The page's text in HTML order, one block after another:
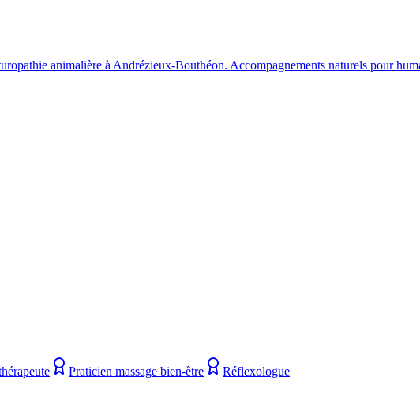
animalière à Andrézieux‑Bouthéon. Accompagnements naturels pour
Praticien massage bien-être
Réflexologue